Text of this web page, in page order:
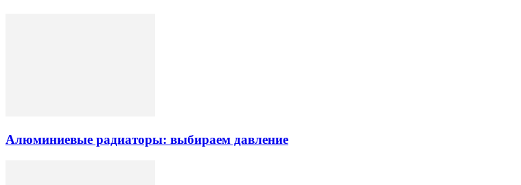
Алюминиевые радиаторы: выбираем давление